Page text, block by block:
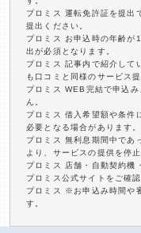
プロミス 運転免許証を提出
提出ください。
プロミス お申込時の年齢が
出が必須となります。
プロミス 記事内で紹介して
も口コミと同様のサービス
プロミス WEB完結で申込
ん。
プロミス 借入希望額や条件
必要となる場合があります。
プロミス 無利息期間中であ
より、サービスの提供を停
プロミス 店舗・自動契約機
プロミス公式サイトをご確
プロミス ※お申込み時間や
す。